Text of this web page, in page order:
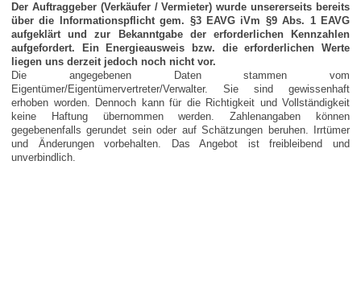
Der Auftraggeber (Verkäufer / Vermieter) wurde unsererseits bereits
über die Informationspflicht gem. §3 EAVG iVm §9 Abs. 1 EAVG
aufgeklärt und zur Bekanntgabe der erforderlichen Kennzahlen
aufgefordert. Ein Energieausweis bzw. die erforderlichen Werte
liegen uns derzeit jedoch noch nicht vor.
Die angegebenen Daten stammen vom
Eigentümer/Eigentümervertreter/Verwalter. Sie sind gewissenhaft
erhoben worden. Dennoch kann für die Richtigkeit und Vollständigkeit
keine Haftung übernommen werden. Zahlenangaben können
gegebenenfalls gerundet sein oder auf Schätzungen beruhen. Irrtümer
und Änderungen vorbehalten. Das Angebot ist freibleibend und
unverbindlich.